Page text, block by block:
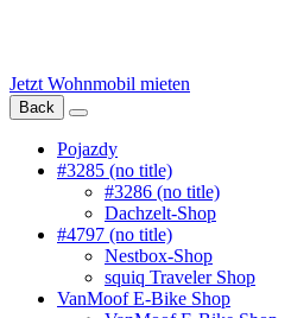
Jetzt Wohnmobil mieten
Back
Pojazdy
#3285 (no title)
#3286 (no title)
Dachzelt-Shop
#4797 (no title)
Nestbox-Shop
squiq Traveler Shop
VanMoof E-Bike Shop